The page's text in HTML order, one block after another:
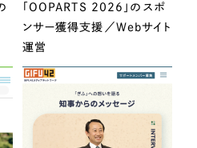
「OOPARTS 2026」のスポ
ンサー獲得支援／Webサイト
運営